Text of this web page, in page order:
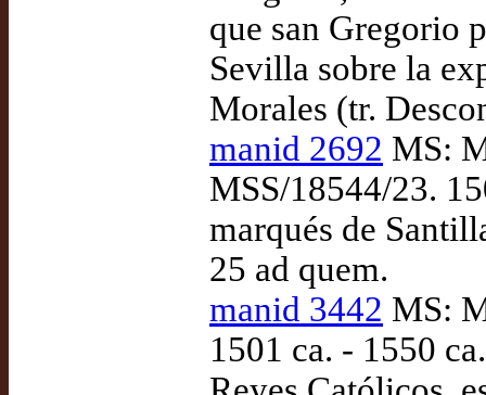
que san Gregorio
Sevilla sobre la
Morales (tr.
manid 2692 MS:
MSS/18544/23.
marqués de
25 ad quem.
manid 3442 MS:
1501 ca. - 1550